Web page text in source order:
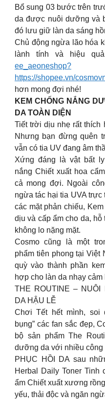
Bổ sung 03 bước trên
da được nuôi dưỡng và
đó lưu giữ làn da sáng
Chủ động ngừa lão hóa
lành tính và hiệu
ee_aeoneshop?
https://shopee.vn/
hơn mong đợi nhé!
KEM CHỐNG NẮNG
DA TOÀN DIỆN
Tiết trời dịu nhẹ rất thích
Nhưng bạn đừng quên
vẫn có tia UV đang âm
Xứng đáng là vật bất
nắng Chiết xuất hoa
cả mong đợi. Ngoài
ngừa tác hại tia UVA
các mặt phản chiếu,
dịu và cấp ẩm cho da,
không lo nặng mặt.
Cosmo cũng là một
phẩm tiên phong tại Việt
quỳ vào thành phần
hợp cho làn da nhạy
THE ROUTINE – NUÔI
DA HẬU LỄ
Chơi Tết hết mình, soi
bụng” các fan sắc đẹp,
bộ sản phẩm The
dưỡng da với nhiều công
PHỤC HỒI DA sau
Herbal Daily Toner Tinh
ẩm Chiết xuất xương
yếu, thải độc và ngăn